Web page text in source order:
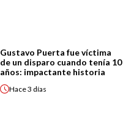
Gustavo Puerta fue víctima
de un disparo cuando tenía 10
años: impactante historia
Hace3 días